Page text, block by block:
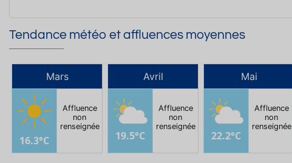
Tendance météo et affluences moyennes
Mars
16.3°C
Affluence
non
renseignée
Avril
19.5°C
Affluence
non
renseignée
Mai
22.2°C
Affluence
non
renseignée